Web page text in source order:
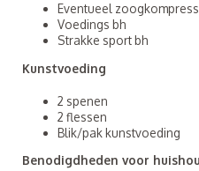
Eventueel
Voedings bh
Strakke sport bh
Kunstvoeding
2 spenen
2 flessen
Blik/pak kunstvoeding
Benodigdheden voor